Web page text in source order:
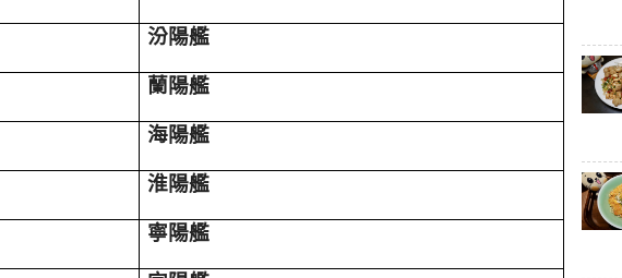
汾陽艦
蘭陽艦
海陽艦
淮陽艦
寧陽艦